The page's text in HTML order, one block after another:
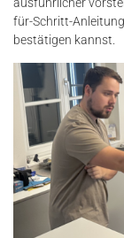
ausführlicher
für-Schritt-
bestätigen kannst.